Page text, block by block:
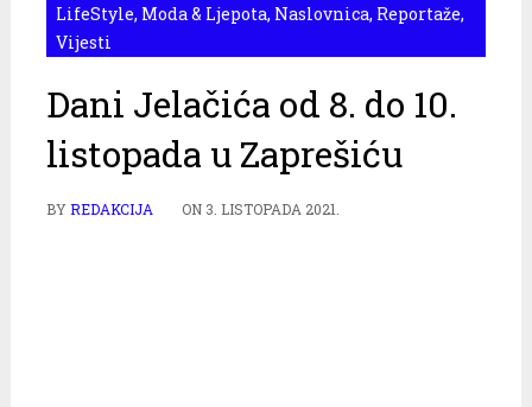
LifeStyle, Moda & Ljepota, Naslovnica, Reportaže,
Vijesti
Dani Jelačića od 8. do 10.
listopada u Zaprešiću
BYREDAKCIJA ON 3. LISTOPADA 2021.